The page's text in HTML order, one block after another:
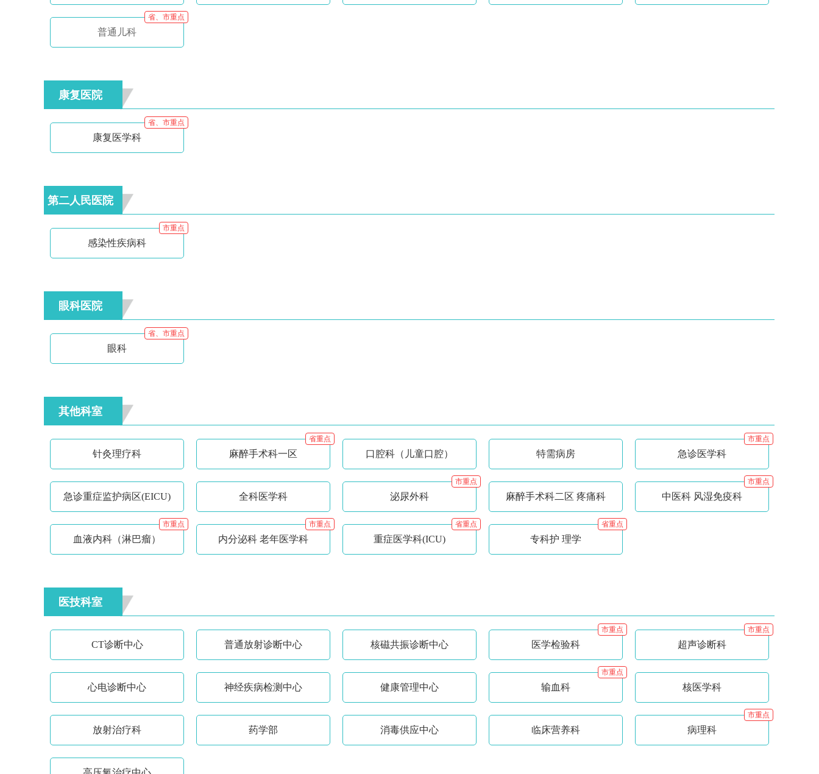
普通儿科
省、市重点
康复医院
康复医学科
省、市重点
第二人民医院
感染性疾病科
市重点
眼科医院
眼科
省、市重点
其他科室
针灸理疗科 麻醉手术科一区
省重点
口腔科（儿童口腔） 特需病房 急诊医学科
市重点
急诊重症监护病区(EICU) 全科医学科 泌尿外科
市重点
麻醉手术科二区 疼痛科 中医科 风湿免疫科
市重点
血液内科（淋巴瘤）
市重点
内分泌科 老年医学科
市重点
重症医学科(ICU)
省重点
专科护 理学
省重点
医技科室
CT诊断中心 普通放射诊断中心 核磁共振诊断中心 医学检验科
市重点
超声诊断科
市重点
心电诊断中心 神经疾病检测中心 健康管理中心 输血科
市重点
核医学科
放射治疗科 药学部 消毒供应中心 临床营养科 病理科
市重点